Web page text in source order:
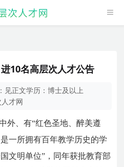
10名高层次人才公告
见正文学历：博士及以上
才网
外、有“红色圣地、醉美遵
一所拥有百年教学历史的学
文明单位”，同年获批教育部